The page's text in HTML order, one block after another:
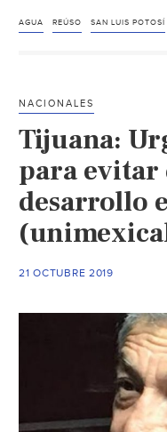
AGUA REÚSO SAN LUIS POTOSÍ
NACIONALES
Tijuana:
para
desarrollo
21 OCTUBRE 2019